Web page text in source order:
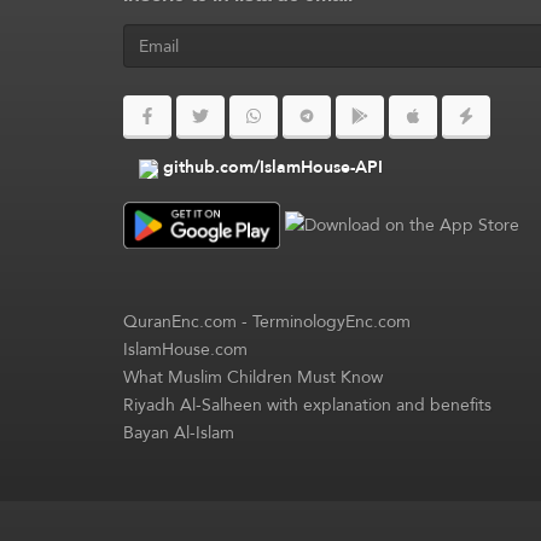
github.com/IslamHouse-API
QuranEnc.com-TerminologyEnc.com
IslamHouse.com
What Muslim Children Must Know
Riyadh Al-Salheen with explanation and benefits
Bayan Al-Islam